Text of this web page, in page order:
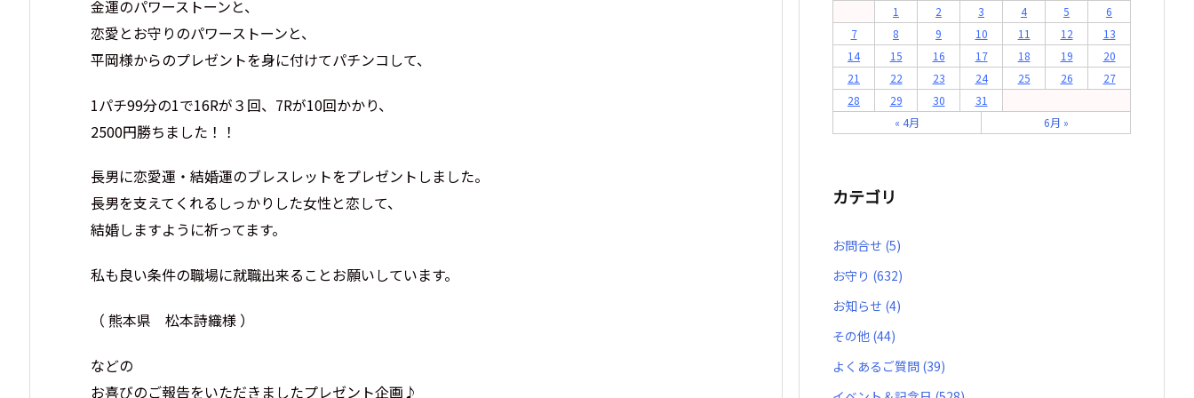
金運のパワーストーンと、
恋愛とお守りのパワーストーンと、
平岡様からのプレゼントを身に付けてパチンコして、
1パチ99分の1で16Rが３回、7Rが10回かかり、
2500円勝ちました！！
長男に恋愛運・結婚運のブレスレットをプレゼントしました。
長男を支えてくれるしっかりした女性と恋して、
結婚しますように祈ってます。
私も良い条件の職場に就職出来ることお願いしています。
（ 熊本県 松本詩織様 ）
などの
お喜びのご報告をいただきましたプレゼント企画♪
1
2 3 4 5
6
7
8 9 10 11 12
13
14
15 16 17 18 19
20
21
22 23 24 25 26
27
28
29 30
31
« 4月
6月 »
カテゴリ
お問合せ (5)
お守り (632)
お知らせ (4)
その他 (44)
よくあるご質問 (39)